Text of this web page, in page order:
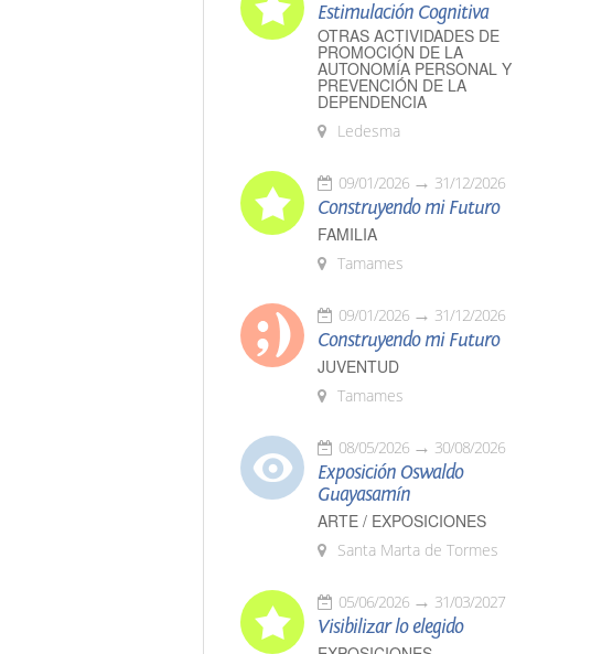
Estimulación Cognitiva
OTRAS ACTIVIDADES DE
PROMOCIÓN DE LA
AUTONOMÍA PERSONAL Y
PREVENCIÓN DE LA
DEPENDENCIA
Ledesma
09/01/2026 31/12/2026
Construyendo mi Futuro
FAMILIA
Tamames
09/01/2026 31/12/2026
Construyendo mi Futuro
JUVENTUD
Tamames
08/05/2026 30/08/2026
Exposición Oswaldo
Guayasamín
ARTE / EXPOSICIONES
Santa Marta de Tormes
05/06/2026 31/03/2027
Visibilizar lo elegido